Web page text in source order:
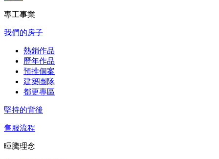
專工事業
我們的房子
熱銷作品
歷年作品
預推個案
建築團隊
都更專區
堅持的背後
售服流程
暉騰理念